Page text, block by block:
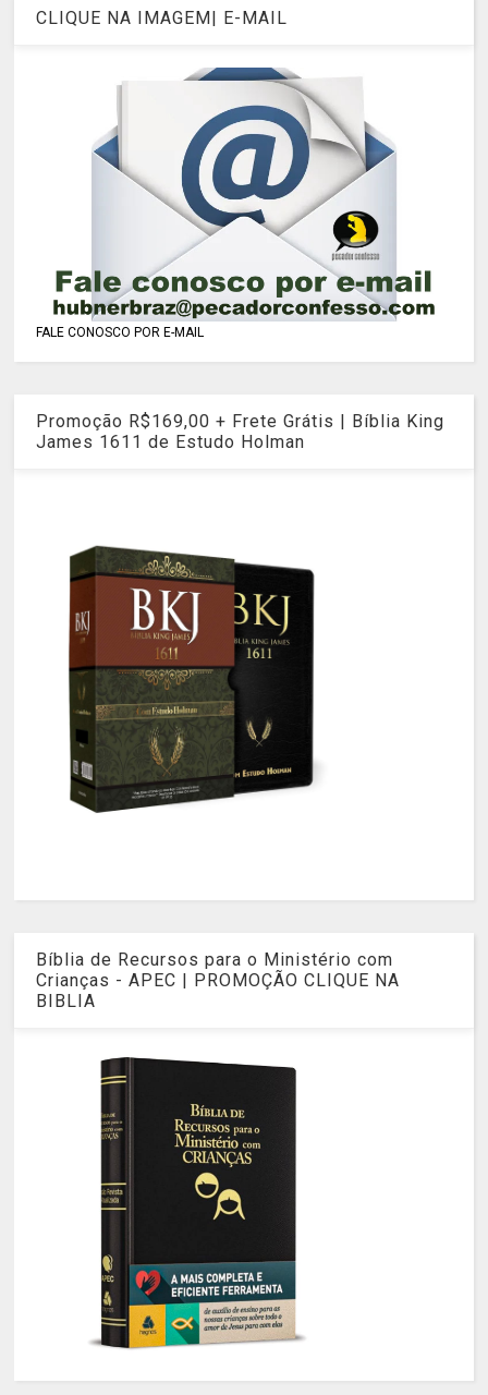
CLIQUE NA IMAGEM| E-MAIL
FALE CONOSCO POR E-MAIL
Promoção R$169,00 + Frete Grátis | Bíblia King
James 1611 de Estudo Holman
Bíblia de Recursos para o Ministério com
Crianças - APEC | PROMOÇÃO CLIQUE NA
BIBLIA